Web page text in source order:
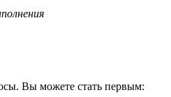
Вы можете стать первым: